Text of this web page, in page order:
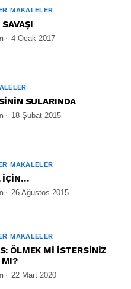
MAKALELER
4 Ocak 2017
SULARINDA
18 Şubat 2015
MAKALELER
İÇİN…
26 Ağustos 2015
MAKALELER
ÖLMEK Mİ İSTERSİNİZ
MI?
22 Mart 2020